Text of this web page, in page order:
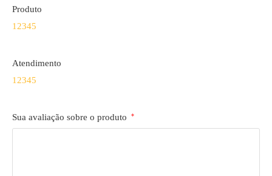
Produto
12345
Atendimento
12345
Sua avaliação sobre o produto *